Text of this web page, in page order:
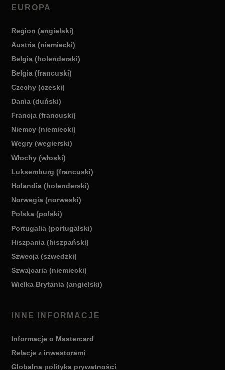
EUROPA
Region (angielski)
Austria (niemiecki)
Belgia (holenderski)
Belgia (francuski)
Czechy (czeski)
Dania (duński)
Francja (francuski)
Niemcy (niemiecki)
Węgry (węgierski)
Włochy (włoski)
Luksemburg (francuski)
Holandia (holenderski)
Norwegia (norweski)
Polska (polski)
Portugalia (portugalski)
Hiszpania (hiszpański)
Szwecja (szwedzki)
Szwajcaria (niemiecki)
Wielka Brytania (angielski)
INNE INFORMACJE
Informacje o Mastercard
Relacje z inwestorami
Globalna polityka prywatności